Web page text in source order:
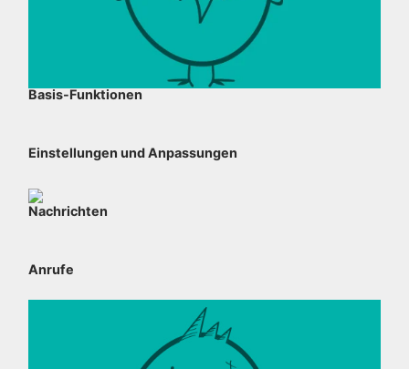
Basis-Funktionen
Einstellungen und Anpassungen
Nachrichten
Anrufe